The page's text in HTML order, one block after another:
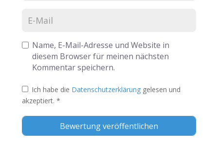
Name, E-Mail-Adresse und Website in
diesem Browser für meinen nächsten
Kommentar speichern.
Ich habe die Datenschutzerklärung gelesen und
akzeptiert. *